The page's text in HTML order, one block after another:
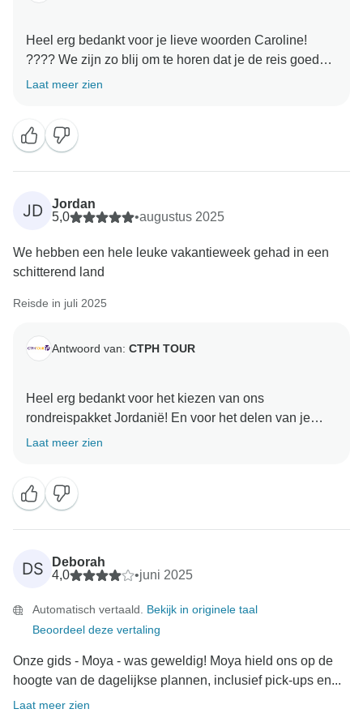
Heel erg bedankt voor je lieve woorden Caroline!
???? We zijn zo blij om te horen dat je de reis goed
georganiseerd vond en dat onze communicatie
ons te hebben op de Palawan tour, en we hopen je in
de toekomst weer te mogen verwelkomen voor een
Laat meer zien
JD
Jordan
5,0
•augustus 2025
We hebben een hele leuke vakantieweek gehad in een
schitterend land
Reisde in juli 2025
Antwoord van: CTPH TOUR
Heel erg bedankt voor het kiezen van ons
rondreispakket Jordanië! En voor het delen van je
ervaring! We vinden het geweldig om te horen dat je
Laat meer zien
DS
Deborah
4,0
•juni 2025
Automatisch vertaald. Bekijk in originele taal
Beoordeel deze vertaling
Onze gids - Moya - was geweldig! Moya hield ons op de
hoogte van de dagelijkse plannen, inclusief pick-ups en...
Laat meer zien